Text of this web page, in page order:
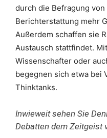
durch die Befragung
Berichterstattung mehr
Außerdem schaffen sie
Austausch stattfindet.
Wissenschafter oder
begegnen sich etwa bei
Thinktanks.
Inwieweit sehen Sie
Debatten dem Zeitgeist